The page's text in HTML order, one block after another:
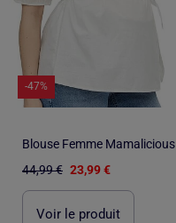
-47%
Blouse Femme Mamalicious
44,99 € 23,99 €
Voir le produit